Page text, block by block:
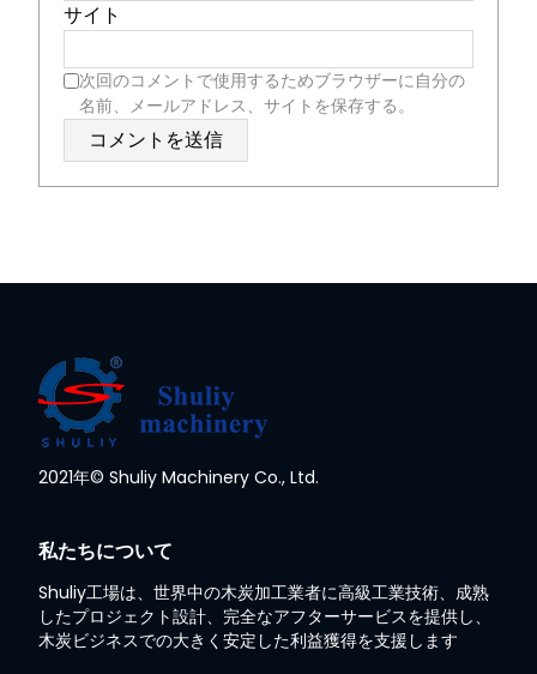
サイト
次回のコメントで使用するためブラウザーに自分の
名前、メールアドレス、サイトを保存する。
2021年© Shuliy Machinery Co., Ltd.
私たちについて
Shuliy工場は、世界中の木炭加工業者に高級工業技術、成熟
したプロジェクト設計、完全なアフターサービスを提供し、
木炭ビジネスでの大きく安定した利益獲得を支援します